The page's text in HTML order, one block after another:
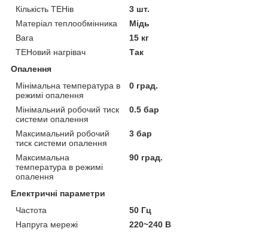
Кількість ТЕНів
3 шт.
Матеріал теплообмінника
Мідь
Вага
15 кг
ТЕНовий нагрівач
Так
Опалення
Мінімальна температура в
режимі опалення
0 град.
Мінімальний робочий тиск
системи опалення
0.5 бар
Максимальний робочий
тиск системи опалення
3 бар
Максимальна
температура в режимі
опалення
90 град.
Електричні параметри
Частота
50 Гц
Напруга мережі
220~240 В